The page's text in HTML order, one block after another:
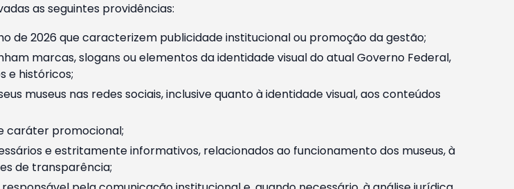
as seguintes providências:
2026 que caracterizem publicidade institucional ou promoção da gestão;
marcas, slogans ou elementos da identidade visual do atual Governo Federal,
e históricos;
museus nas redes sociais, inclusive quanto à identidade visual, aos conteúdos
caráter promocional;
e estritamente informativos, relacionados ao funcionamento dos museus, à
de transparência;